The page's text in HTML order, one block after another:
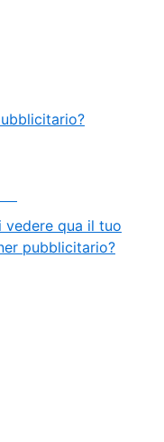
vedere qua il tuo
pubblicitario?